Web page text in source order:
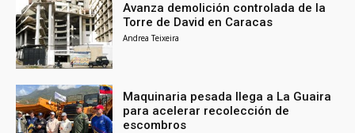
Avanza demolición controlada de la
Torre de David en Caracas
Andrea Teixeira
Maquinaria pesada llega a La Guaira
para acelerar recolección de
escombros